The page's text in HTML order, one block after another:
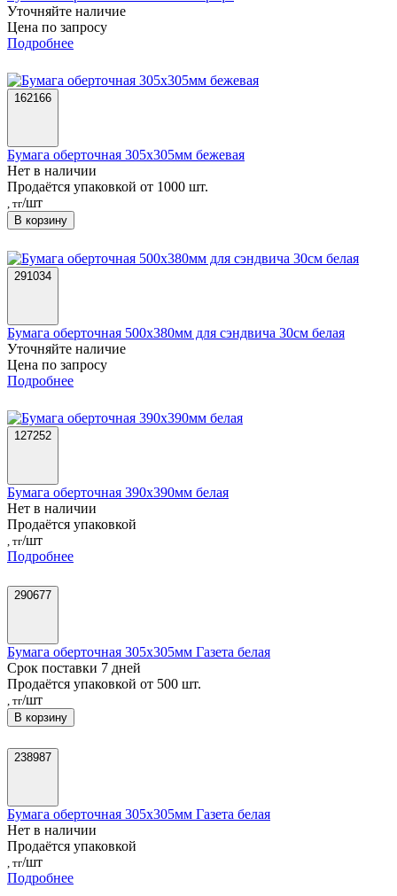
Уточняйте наличие
Цена по запросу
Подробнее
162166
Бумага оберточная 305х305мм бежевая
Нет в наличии
Продаётся упаковкой от 1000 шт.
, тг/шт
В корзину
291034
Бумага оберточная 500х380мм для сэндвича 30см белая
Уточняйте наличие
Цена по запросу
Подробнее
127252
Бумага оберточная 390х390мм белая
Нет в наличии
Продаётся упаковкой
, тг/шт
Подробнее
290677
Бумага оберточная 305х305мм Газета белая
Срок поставки 7 дней
Продаётся упаковкой от 500 шт.
, тг/шт
В корзину
238987
Бумага оберточная 305х305мм Газета белая
Нет в наличии
Продаётся упаковкой
, тг/шт
Подробнее